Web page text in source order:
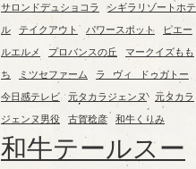
サロンドデュショコラ シギラリゾートホテ
ル テイクアウト パワースポット ピエー
ルエルメ プロバンスの丘 マークイズもも
ち ミツセファーム ラ ヴィ ドゥガトー
今日感テレビ 元タカラジェンヌ 元タカラ
ジェンヌ男役 古賀稔彦 和牛くりみ
和牛テールスー